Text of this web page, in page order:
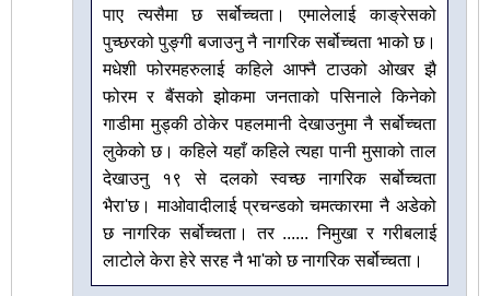
पाए त्यसैमा छ सर्बोच्चता। एमालेलाई काङ्रेसको
पुच्छरको पुङ्गी बजाउनु नै नागरिक सर्बोच्चता भाको छ।
मधेशी फोरमहरुलाई कहिले आफ्नै टाउको ओखर झै
फोरम र बैंसको झोकमा जनताको पसिनाले किनेको
गाडीमा मुड्की ठोकेर पहलमानी देखाउनुमा नै सर्बोच्चता
लुकेको छ। कहिले यहाँ कहिले त्यहा पानी मुसाको ताल
देखाउनु १९ से दलको स्वच्छ नागरिक सर्बोच्चता
भैरा'छ। माओवादीलाई प्रचन्डको चमत्कारमा नै अडेको
छ नागरिक सर्बोच्चता। तर ...... निमुखा र गरीबलाई
लाटोले केरा हेरे सरह नै भा'को छ नागरिक सर्बोच्चता।